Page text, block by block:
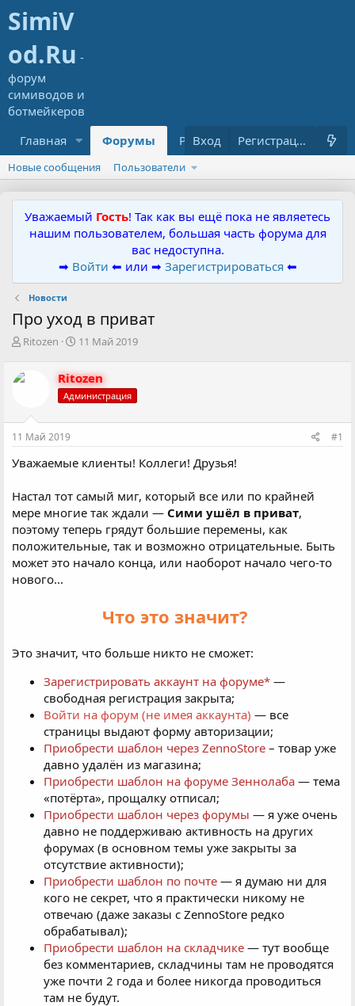
Главная Форумы Ресурсы Что нового?
Вход Регистрация
Новые сообщения Пользователи
Уважаемый Гость! Так как вы ещё пока не являетесь
нашим пользователем, большая часть форума для
вас недоступна.
➡ Войти ⬅ или ➡ Зарегистрироваться ⬅
Новости
Про уход в приват
А
т
о
е
м
Ritozen
Д
а
н
ч
а
11 Май 2019
Ritozen
Администрация
11 Май 2019 #1
Уважаемые клиенты! Коллеги! Друзья!
Настал тот самый миг, который все или по крайней
мере многие так ждали — Сими ушёл в приват,
поэтому теперь грядут большие перемены, как
положительные, так и возможно отрицательные. Быть
может это начало конца, или наоборот начало чего-то
нового...
Что это значит?
Это значит, что больше никто не сможет:
Зарегистрировать аккаунт на форуме* —
свободная регистрация закрыта;
Войти на форум (не имея аккаунта) — все
страницы выдают форму авторизации;
Приобрести шаблон через ZennoStore – товар уже
давно удалён из магазина;
Приобрести шаблон на форуме Зеннолаба — тема
«потёрта», прощалку отписал;
Приобрести шаблон через форумы — я уже очень
давно не поддерживаю активность на других
форумах (в основном темы уже закрыты за
отсутствие активности);
Приобрести шаблон по почте — я думаю ни для
кого не секрет, что я практически никому не
отвечаю (даже заказы с ZennoStore редко
обрабатывал);
Приобрести шаблон на складчике — тут вообще
без комментариев, складчины там не проводятся
уже почти 2 года и более никогда проводиться
там не будут.